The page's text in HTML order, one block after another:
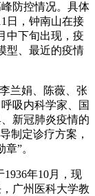
防控情况。具体
日，钟南山在接
中下旬出现，疫
型、最近的疫情
兰娟、陈薇、张
吸内科学家、国
新冠肺炎疫情的
制定诊疗方案，
”。
1936年10月，现
广州医科大学教